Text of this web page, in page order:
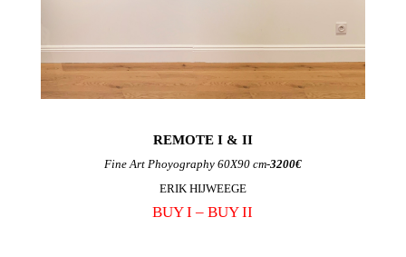
REMOTE I & II
Fine Art Phoyography 60X90 cm-3200€
ERIK HIJWEEGE
BUY I –BUY II